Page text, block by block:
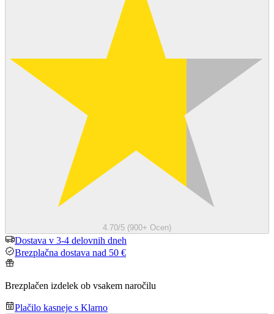
4.70/5 (900+ Ocen)
Dostava v 3-4 delovnih dneh
Brezplačna dostava nad 50 €
Brezplačen izdelek ob vsakem naročilu
Plačilo kasneje s Klarno